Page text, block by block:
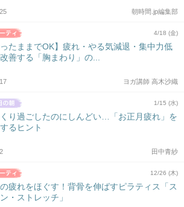
朝時間.jp編集部
4/18 (金)
ったままでOK】疲れ・やる気減退・集中力低
善する「胸まわり」の...
ヨガ講師 高木沙織
1/15 (水)
り過ごしたのにしんどい…「お正月疲れ」を
るヒント
田中青紗
12/26 (木)
疲れをほぐす！背骨を伸ばすピラティス「ス
・ストレッチ」